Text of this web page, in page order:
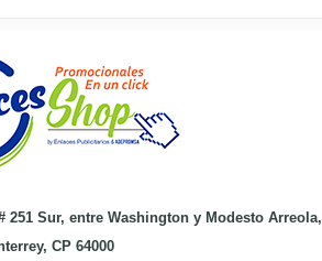
251 Sur, entre Washington y Modesto Arreola,
CP 64000